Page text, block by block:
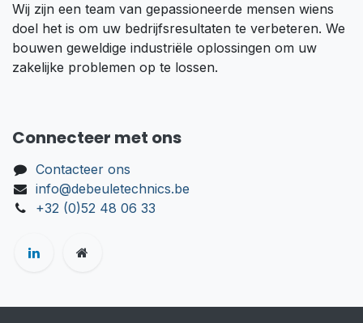
Wij zijn een team van gepassioneerde mensen wiens
doel het is om uw bedrijfsresultaten te verbeteren. We
bouwen geweldige industriële oplossingen om uw
zakelijke problemen op te lossen.
Connecteer met ons
Contacteer ons
info@debeuletechnics.be
+32 (0)52 48 06 33